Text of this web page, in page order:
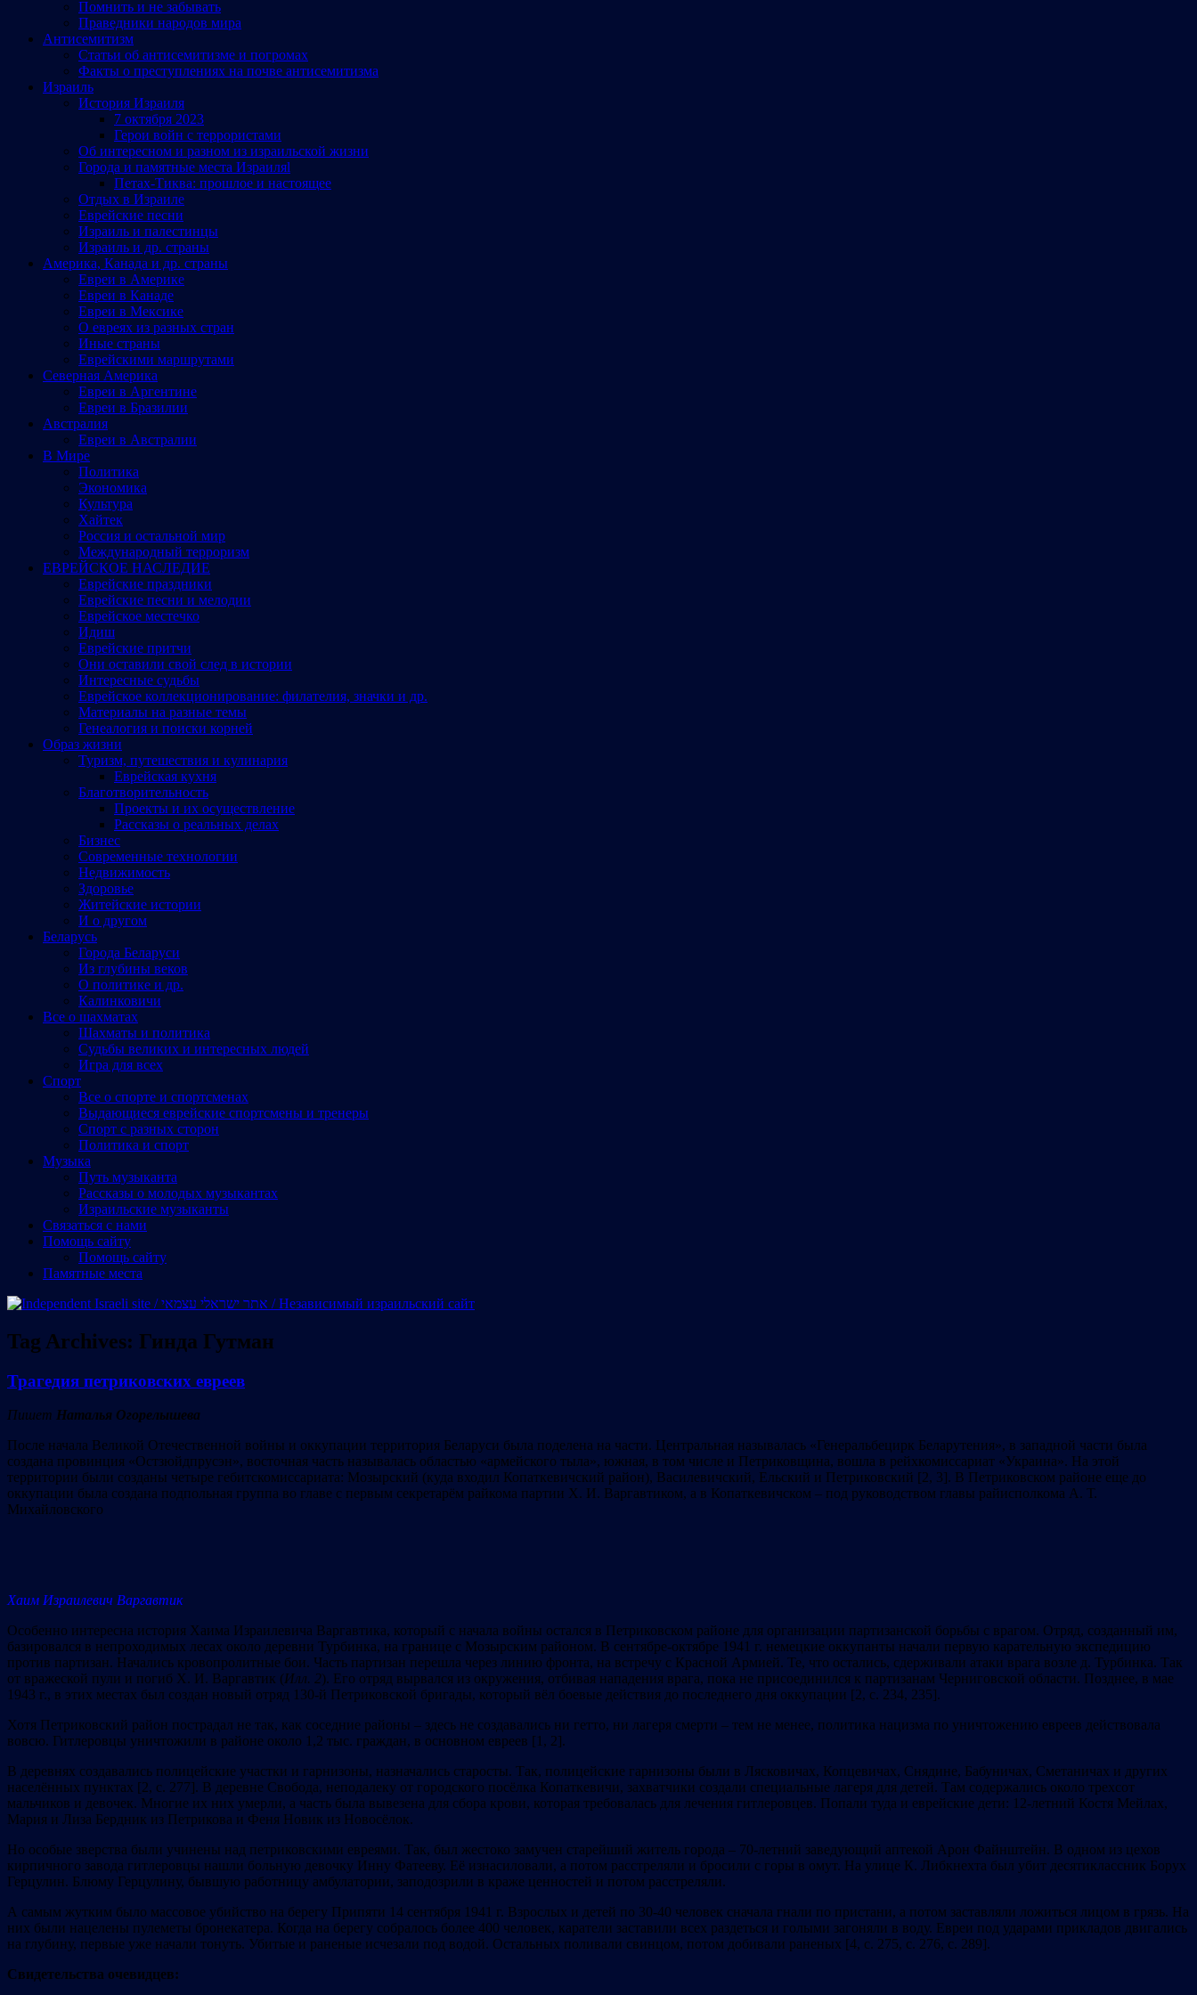
Помнить и не забывать
Праведники народов мира
Антисемитизм
Статьи об антисемитизме и погромах
Факты о преступлениях на почве антисемитизма
Израиль
История Израиля
7 октября 2023
Герои войн с террористами
Об интересном и разном из израильской жизни
Города и памятные места Израиляl
Петах-Тиква: прошлое и настоящее
Отдых в Израиле
Еврейские песни
Израиль и палестинцы
Израиль и др. страны
Америка, Канада и др. страны
Евреи в Америке
Евреи в Канаде
Евреи в Мексике
О евреях из разных стран
Иные страны
Еврейскими маршрутами
Северная Америка
Евреи в Аргентине
Евреи в Бразилии
Австралия
Евреи в Австралии
В Мире
Политика
Экономика
Культура
Хайтек
Россия и остальной мир
Международный терроризм
ЕВРЕЙСКОЕ НАСЛЕДИЕ
Еврейские праздники
Еврейские песни и мелодии
Еврейское местечко
Идиш
Еврейские притчи
Они оставили свой след в истории
Интересные судьбы
Еврейское коллекционирование: филателия, значки и др.
Материалы на разные темы
Генеалогия и поиски корней
Образ жизни
Туризм, путешествия и кулинария
Еврейская кухня
Благотворительность
Проекты и их осуществление
Рассказы о реальных делах
Бизнес
Современные технологии
Недвижимость
Здоровье
Житейские истории
И о другом
Беларусь
Города Беларуси
Из глубины веков
О политике и др.
Калинковичи
Все о шахматах
Шахматы и политика
Судьбы великих и интересных людей
Игра для всех
Спорт
Все о спорте и спортсменах
Выдающиеся еврейские спортсмены и тренеры
Спорт с разных сторон
Политика и спорт
Музыка
Путь музыканта
Рассказы о молодых музыкантах
Израильские музыканты
Cвязаться с нами
Помощь сайту
Помощь сайту
Памятные места
Tag Archives: Гинда Гутман
Трагедия петриковских евреев
Пишет Наталья Огорелышева
После начала Великой Отечественной войны и оккупации территория Беларуси была поделена на части. Центральная называлась «Генеральбецирк Беларутения», в западной части была
создана провинция «Остзюйдпрусэн», восточная часть называлась областью «армейского тыла», южная, в том числе и Петриковщина, вошла в рейхкомиссариат «Украина». На этой
территории были созданы четыре гебитскомиссариата: Мозырский (куда входил Копаткевичский район), Василевичский, Ельский и Петриковский [2, 3]. В Петриковском районе еще до
оккупации была создана подпольная группа во главе с первым секретарём райкома партии Х. И. Варгавтиком, а в Копаткевичском – под руководством главы райисполкома А. Т.
Михайловского
Хаим Израилевич Варгавтик
Особенно интересна история Хаима Израилевича Варгавтика, который с начала войны остался в Петриковском районе для организации партизанской борьбы с врагом. Отряд, созданный им,
базировался в непроходимых лесах около деревни Турбинка, на границе с Мозырским районом. В сентябре-октябре 1941 г. немецкие оккупанты начали первую карательную экспедицию
против партизан. Начались кровопролитные бои. Часть партизан перешла через линию фронта, на встречу с Красной Армией. Те, что остались, сдерживали атаки врага возле д. Турбинка. Так
от вражеской пули и погиб Х. И. Варгавтик (Илл. 2). Его отряд вырвался из окружения, отбивая нападения врага, пока не присоединился к партизанам Черниговской области. Позднее, в мае
1943 г., в этих местах был создан новый отряд 130-й Петриковской бригады, который вёл боевые действия до последнего дня оккупации [2, с. 234, 235].
Хотя Петриковский район пострадал не так, как соседние районы – здесь не создавались ни гетто, ни лагеря смерти – тем не менее, политика нацизма по уничтожению евреев действовала
вовсю. Гитлеровцы уничтожили в районе около 1,2 тыс. граждан, в основном евреев [1, 2].
В деревнях создавались полицейские участки и гарнизоны, назначались старосты. Так, полицейские гарнизоны были в Лясковичах, Копцевичах, Снядине, Бабуничах, Сметаничах и других
населённых пунктах [2, с. 277]. В деревне Свобода, неподалеку от городского посёлка Копаткевичи, захватчики создали специальные лагеря для детей. Там содержались около трехсот
мальчиков и девочек. Многие их них умерли, а часть была вывезена для сбора крови, которая требовалась для лечения гитлеровцев. Попали туда и еврейские дети: 12-летний Костя Мейлах,
Мария и Лиза Бердник из Петрикова и Феня Новик из Новосёлок.
Но особые зверства были учинены над петриковскими евреями. Так, был жестоко замучен старейший житель города – 70-летний заведующий аптекой Арон Файнштейн. В одном из цехов
кирпичного завода гитлеровцы нашли больную девочку Инну Фатееву. Её изнасиловали, а потом расстреляли и бросили с горы в омут. На улице К. Либкнехта был убит десятиклассник Борух
Герцулин. Блюму Герцулину, бывшую работницу амбулатории, заподозрили в краже ценностей и потом расстреляли.
А самым жутким было массовое убийство на берегу Припяти 14 сентября 1941 г. Взрослых и детей по 30-40 человек сначала гнали по пристани, а потом заставляли ложиться лицом в грязь. На
них были нацелены пулеметы бронекатера. Когда на берегу собралось более 400 человек, каратели заставили всех раздеться и голыми загоняли в воду. Евреи под ударами прикладов двигались
на глубину, первые уже начали тонуть. Убитые и раненые исчезали под водой. Остальных поливали свинцом, потом добивали раненых [4, с. 275, с. 276, с. 289].
Свидетельства очевидцев: